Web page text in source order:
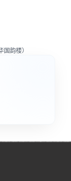
韵楼）